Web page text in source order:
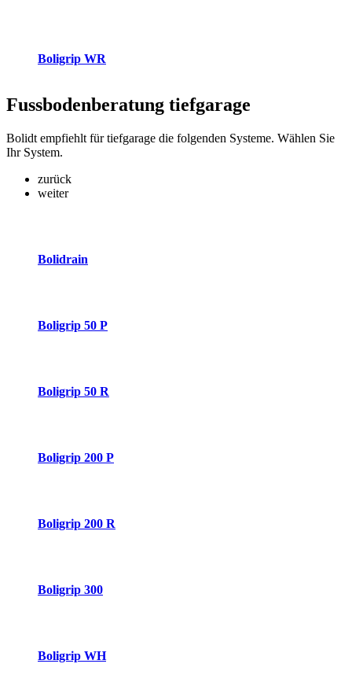
Boligrip WR
Fussbodenberatung tiefgarage
Bolidt empfiehlt für tiefgarage die folgenden Systeme. Wählen Sie
Ihr System.
zurück
weiter
Bolidrain
Boligrip 50 P
Boligrip 50 R
Boligrip 200 P
Boligrip 200 R
Boligrip 300
Boligrip WH